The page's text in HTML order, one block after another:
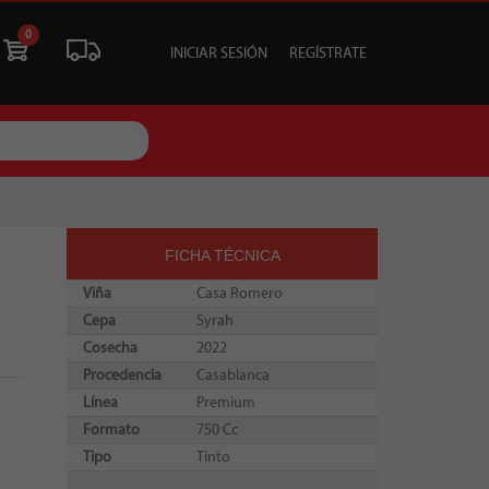
TU EVENTO
0
INICIAR SESIÓN REGÍSTRATE
FICHA TÉCNICA
Viña
Casa Romero
Cepa
Syrah
Cosecha
2022
Procedencia
Casablanca
Línea
Premium
Formato
750 Cc
Tipo
Tinto